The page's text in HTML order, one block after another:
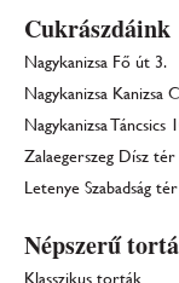
Cukrászdáink
Nagykanizsa Fő út 3.
Nagykanizsa Kanizsa
Nagykanizsa Táncsics
Zalaegerszeg Dísz tér
Letenye Szabadság
Népszerű
Klasszikus torták